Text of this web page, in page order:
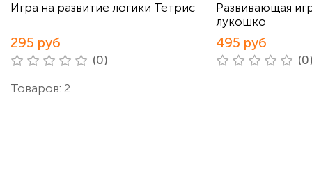
Игра на развитие логики Тетрис
295 руб
(0)
Развивающая
лукошко
495 руб
Товаров: 2